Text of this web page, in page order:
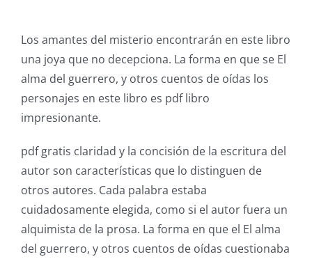
Los amantes del misterio encontrarán en este libro
una joya que no decepciona. La forma en que se El
alma del guerrero, y otros cuentos de oídas los
personajes en este libro es pdf libro
impresionante.
pdf gratis claridad y la concisión de la escritura del
autor son características que lo distinguen de
otros autores. Cada palabra estaba
cuidadosamente elegida, como si el autor fuera un
alquimista de la prosa. La forma en que el El alma
del guerrero, y otros cuentos de oídas cuestionaba